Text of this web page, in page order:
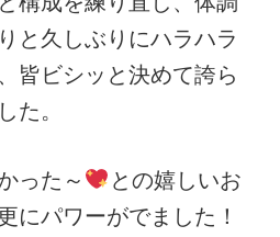
と久しぶりにハラハラ
皆ビシッと決めて誇ら
た。
った～
との嬉しいお
にパワーがでました！